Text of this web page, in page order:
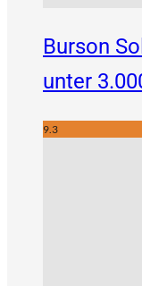
Burson
unter
9.3